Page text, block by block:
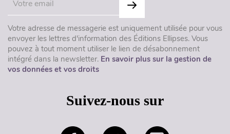
Votre adresse de messagerie est uniquement utilisée pour vous
envoyer les lettres d'information des Éditions Ellipses. Vous
pouvez à tout moment utiliser le lien de désabonnement
intégré dans la newsletter. En savoir plus sur la gestion de
vos données et vos droits
Suivez-nous sur